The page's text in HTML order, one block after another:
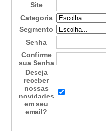
Site
Categoria
Segmento
Senha
Confirme
sua Senha
Deseja
receber
nossas
novidades
em seu
email?